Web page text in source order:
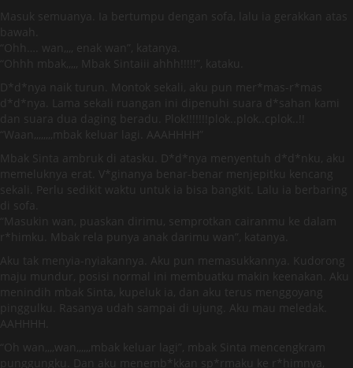
Masuk semuanya. Ia bertumpu dengan sofa, lalu ia gerakkan atas
bawah.
“Ohh…. wan,,,, enak wan”, katanya.
“Ohhh mbak,,,,, Mbak Sintaiii ahhh!!!!!”, kataku.
D*d*nya naik turun. Montok sekali, aku pun mer*mas-r*mas
d*d*nya. Lama sekali ruangan ini dipenuhi suara d*sahan kami
dan suara dua daging beradu. Plok!!!!!!!plok..plok..cplok..!!
“Waan,,,,,,,,mbak keluar lagi. AAAHHHH”
Mbak Sinta ambruk di atasku. D*d*nya menyentuh d*d*nku, aku
memeluknya erat. V*ginanya benar-benar menjepitku kencang
sekali. Perlu sedikit waktu untuk ia bisa bangkit. Lalu ia berbaring
di sofa.
“Masukin wan, puaskan dirimu, semprotkan cairanmu ke dalam
r*himku. Mbak rela punya anak darimu wan”, katanya.
Aku tak menyia-nyiakannya. Aku pun memasukkannya. Kudorong
maju mundur, posisi normal ini membuatku makin keenakan. Aku
menindih mbak Sinta, kupeluk ia, dan aku terus menggoyang
pinggulku. Rasanya udah sampai di ujung. Aku mau meledak.
AAHHHH.
“Oh wan,,,,wan,,,,,,mbak keluar lagi”, mbak Sinta mencengkram
punggungku. Dan aku menemb*kkan sp*rmaku ke r*himnya,